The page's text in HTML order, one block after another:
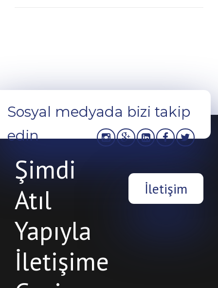
Sosyal medyada bizi takip
edin
Şimdi
Atıl
Yapıyla
İletişime
İletişim